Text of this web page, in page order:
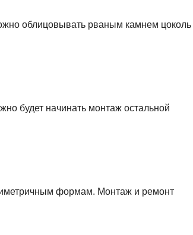
облицовывать рваным камнем цоколь
будет начинать монтаж остальной
формам. Монтаж и ремонт